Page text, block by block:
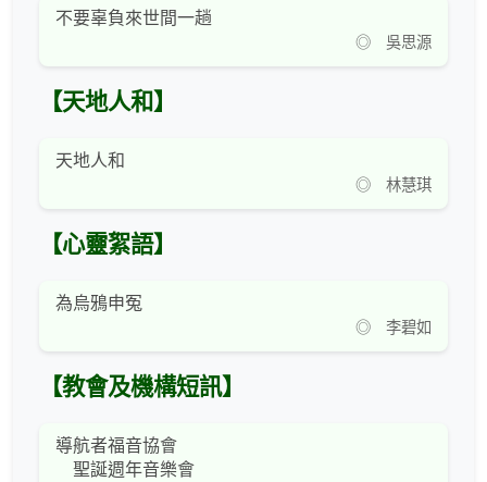
不要辜負來世間一趟
◎ 吳思源
【天地人和】
天地人和
◎ 林慧琪
【心靈絮語】
為烏鴉申冤
◎ 李碧如
【教會及機構短訊】
導航者福音協會
聖誕週年音樂會